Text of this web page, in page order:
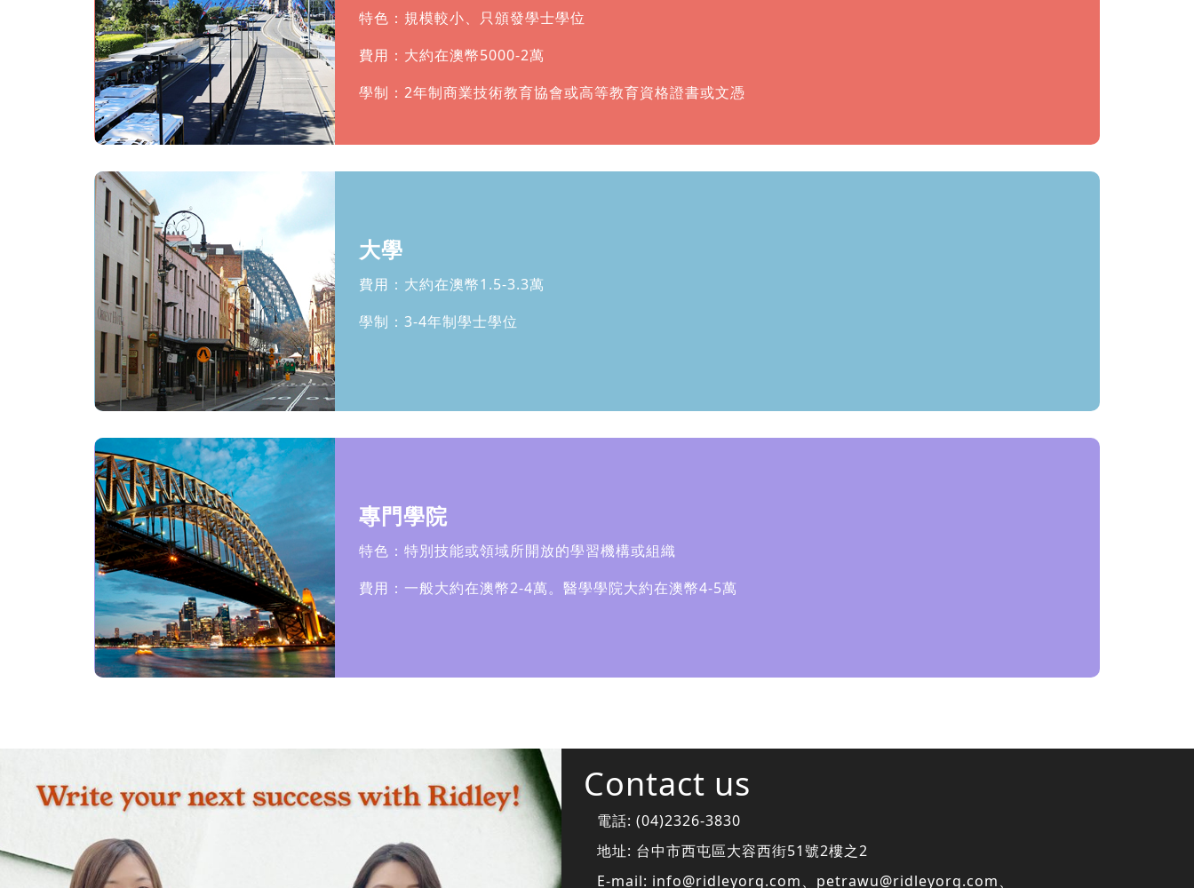
特色：規模較小、只頒發學士學位
費用：大約在澳幣5000-2萬
學制：2年制商業技術教育協會或高等教育資格證書或文憑
大學
費用：大約在澳幣1.5-3.3萬
學制：3-4年制學士學位
專門學院
特色：特別技能或領域所開放的學習機構或組織
費用：一般大約在澳幣2-4萬。醫學學院大約在澳幣4-5萬
Contact us
電話: (04)2326-3830
地址: 台中市西屯區大容西街51號2樓之2
E-mail: info@ridleyorg.com、 petrawu@ridleyorg.com、